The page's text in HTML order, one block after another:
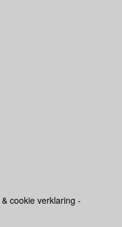
cookie verklaring -